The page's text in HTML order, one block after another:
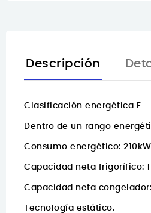
Descripción
Clasificación energética E
Dentro de un rango
Consumo energético:
Capacidad neta frigorífico:
Capacidad neta congelador:
Tecnología estático.